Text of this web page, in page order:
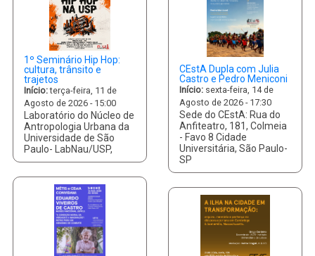
1º Seminário Hip Hop:
cultura, trânsito e
trajetos
Início: terça-feira, 11 de
Agosto de 2026 - 15:00
Laboratório do Núcleo de
Antropologia Urbana da
Universidade de São
Paulo- LabNau/USP,
CEstA Dupla com Julia
Castro e Pedro Meniconi
Início: sexta-feira, 14 de
Agosto de 2026 - 17:30
Sede do CEstA: Rua do
Anfiteatro, 181, Colmeia
- Favo 8 Cidade
Universitária, São Paulo-
SP